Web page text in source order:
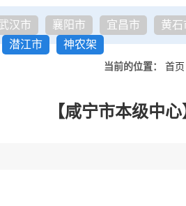
汉市 襄阳市 宜昌市 黄石
潜江市 神农架
当前的位置： 首页
【咸宁市本级中